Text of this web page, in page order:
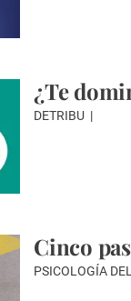
¿Te
DETRIBU
Cinco
PSICOLOGÍA